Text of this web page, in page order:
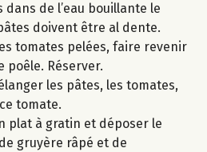
de l’eau bouillante le
doivent être al dente.
tomates pelées, faire revenir
poêle. Réserver.
les pâtes, les tomates,
tomate.
plat à gratin et déposer le
gruyère râpé et de